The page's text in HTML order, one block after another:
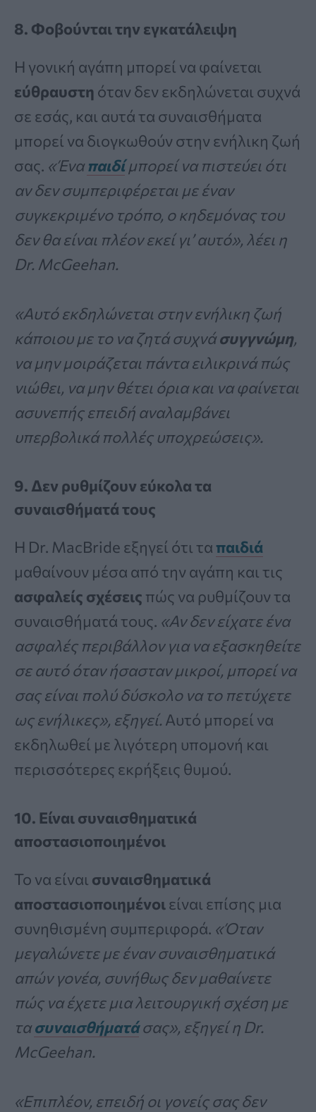
8. Φοβούνται την εγκατάλειψη
Η γονική αγάπη μπορεί να φαίνεται
εύθραυστη όταν δεν εκδηλώνεται συχνά
σε εσάς, και αυτά τα συναισθήματα
μπορεί να διογκωθούν στην ενήλικη ζωή
σας. «Ένα παιδίμπορεί να πιστεύει ότι
αν δεν συμπεριφέρεται με έναν
συγκεκριμένο τρόπο, ο κηδεμόνας του
δεν θα είναι πλέον εκεί γι’ αυτό», λέει η
Dr. McGeehan.
«Αυτό εκδηλώνεται στην ενήλικη ζωή
κάποιου με το να ζητά συχνάσυγγνώμη,
να μην μοιράζεται πάντα ειλικρινά πώς
νιώθει, να μην θέτει όρια και να φαίνεται
ασυνεπής επειδή αναλαμβάνει
υπερβολικά πολλές υποχρεώσεις».
9. Δεν ρυθμίζουν εύκολα τα
συναισθήματά τους
Η Dr. MacBride εξηγεί ότι ταπαιδιά
μαθαίνουν μέσα από την αγάπη και τις
ασφαλείς σχέσεις πώς να ρυθμίζουν τα
συναισθήματά τους. «Αν δεν είχατε ένα
ασφαλές περιβάλλον για να εξασκηθείτε
σε αυτό όταν ήσασταν μικροί, μπορεί να
σας είναι πολύ δύσκολο να το πετύχετε
ως ενήλικες», εξηγεί. Αυτό μπορεί να
εκδηλωθεί με λιγότερη υπομονή και
περισσότερες εκρήξεις θυμού.
10. Είναι συναισθηματικά
αποστασιοποιημένοι
Το να είναι συναισθηματικά
αποστασιοποιημένοιείναι επίσης μια
συνηθισμένη συμπεριφορά. «Όταν
μεγαλώνετε με έναν συναισθηματικά
απών γονέα, συνήθως δεν μαθαίνετε
πώς να έχετε μια λειτουργική σχέση με
τασυναισθήματάσας», εξηγεί η Dr.
McGeehan.
«Επιπλέον, επειδή οι γονείς σας δεν